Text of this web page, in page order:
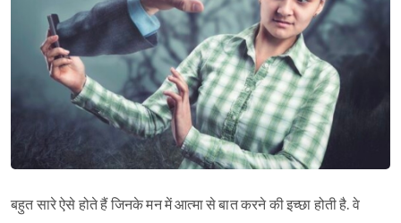
बहुत सारे ऐसे होते हैं जिनके मन में आत्मा से बात करने की इच्छा होती है. वे